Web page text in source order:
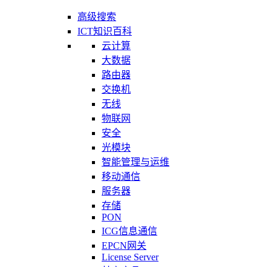
高级搜索
ICT知识百科
云计算
大数据
路由器
交换机
无线
物联网
安全
光模块
智能管理与运维
移动通信
服务器
存储
PON
ICG信息通信
EPCN网关
License Server